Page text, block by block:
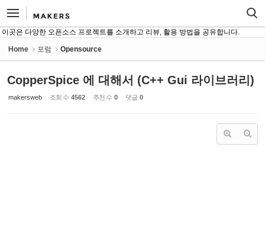
이곳은 다양한 오픈소스 프로젝트를 소개하고 리뷰, 활용 방법을 공유합니다.
Home 포럼 Opensource
CopperSpice 에 대해서 (C++ Gui 라이브러리)
makersweb 조회 수 4562 추천 수 0 댓글 0